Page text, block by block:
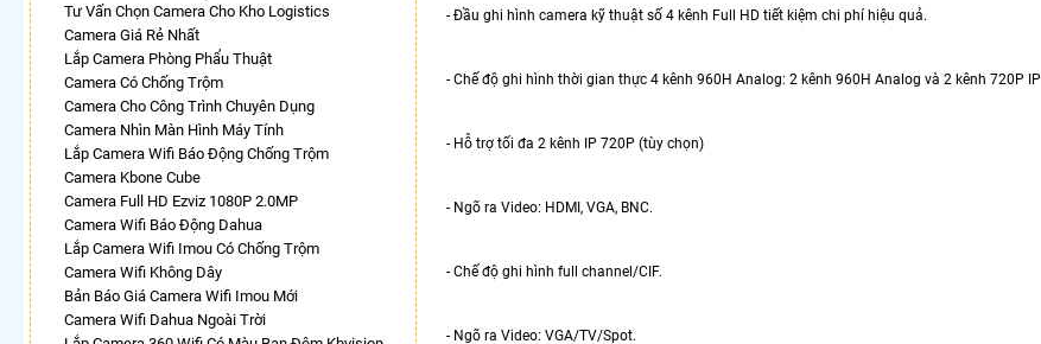
Tư Vấn Chọn Camera Cho Kho Logistics
Camera Giá Rẻ Nhất
Lắp Camera Phòng Phẩu Thuật
Camera Có Chống Trộm
Camera Cho Công Trình Chuyên Dụng
Camera Nhìn Màn Hình Máy Tính
Lắp Camera Wifi Báo Động Chống Trộm
Camera Kbone Cube
Camera Full HD Ezviz 1080P 2.0MP
Camera Wifi Báo Động Dahua
Lắp Camera Wifi Imou Có Chống Trộm
Camera Wifi Không Dây
Bản Báo Giá Camera Wifi Imou Mới
Camera Wifi Dahua Ngoài Trời
- Đầu ghi hình camera kỹ thuật số 4 kênh Full HD tiết kiệm chi phí hiệu quả.
- Chế độ ghi hình thời gian thực 4 kênh 960H Analog: 2 kênh 960H Analog và 2 kênh 720P IP
- Hỗ trợ tối đa 2 kênh IP 720P (tùy chọn)
- Ngõ ra Video: HDMI, VGA, BNC.
- Chế độ ghi hình full channel/CIF.
- Ngõ ra Video: VGA/TV/Spot.